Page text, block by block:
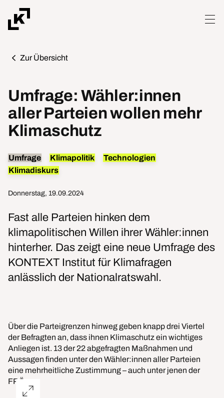
Zur Übersicht
Umfrage: Wähler:innen
aller Parteien wollen mehr
Klimaschutz
Umfrage Klimapolitik
Technologien
Klimadiskurs
Donnerstag, 19.09.2024
Fast alle Parteien hinken dem
klimapolitischen Willen ihrer Wähler:innen
hinterher. Das zeigt eine neue Umfrage des
KONTEXT Institut für Klimafragen
anlässlich der Nationalratswahl.
Über die Parteigrenzen hinweg geben knapp drei Viertel
der Befragten an, dass ihnen Klimaschutz ein wichtiges
Anliegen ist. 13 der 22 abgefragten Maßnahmen und
Aussagen finden unter den Wähler:innen aller Parteien
eine mehrheitliche Zustimmung – auch unter jenen der
FPÖ.